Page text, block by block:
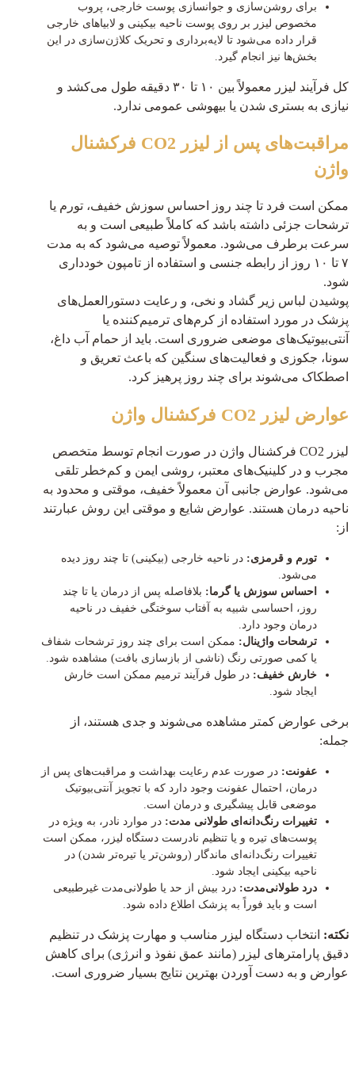
برای روشن‌سازی و جوانسازی پوست خارجی، پروب
مخصوص لیزر بر روی پوست ناحیه بیکینی و لابیاهای خارجی
قرار داده می‌شود تا لایه‌برداری و تحریک کلاژن‌سازی در این
بخش‌ها نیز انجام گیرد.
کل فرآیند لیزر معمولاً بین ۱۰ تا ۳۰ دقیقه طول می‌کشد و
نیازی به بستری شدن یا بیهوشی عمومی ندارد.
مراقبت‌های پس از لیزر CO2 فرکشنال
واژن
ممکن است فرد تا چند روز احساس سوزش خفیف، تورم یا
ترشحات جزئی داشته باشد که کاملاً طبیعی است و به
سرعت برطرف می‌شود. معمولاً توصیه می‌شود که به مدت
۷ تا ۱۰ روز از رابطه جنسی و استفاده از تامپون خودداری
شود.
پوشیدن لباس زیر گشاد و نخی، و رعایت دستورالعمل‌های
پزشک در مورد استفاده از کرم‌های ترمیم‌کننده یا
آنتی‌بیوتیک‌های موضعی ضروری است. باید از حمام آب داغ،
سونا، جکوزی و فعالیت‌های سنگین که باعث تعریق و
اصطکاک می‌شوند برای چند روز پرهیز کرد.
عوارض لیزر CO2 فرکشنال واژن
لیزر CO2 فرکشنال واژن در صورت انجام توسط متخصص
مجرب و در کلینیک‌های معتبر، روشی ایمن و کم‌خطر تلقی
می‌شود. عوارض جانبی آن معمولاً خفیف، موقتی و محدود به
ناحیه درمان هستند. عوارض شایع و موقتی این روش عبارتند
از:
تورم و قرمزی: در ناحیه خارجی (بیکینی) تا چند روز دیده
می‌شود.
احساس سوزش یا گرما: بلافاصله پس از درمان یا تا چند
روز، احساسی شبیه به آفتاب سوختگی خفیف در ناحیه
درمان وجود دارد.
ترشحات واژینال: ممکن است برای چند روز ترشحات شفاف
یا کمی صورتی رنگ (ناشی از بازسازی بافت) مشاهده شود.
خارش خفیف: در طول فرآیند ترمیم ممکن است خارش
ایجاد شود.
برخی عوارض کمتر مشاهده می‌شوند و جدی هستند، از
جمله:
عفونت: در صورت عدم رعایت بهداشت و مراقبت‌های پس از
درمان، احتمال عفونت وجود دارد که با تجویز آنتی‌بیوتیک
موضعی قابل پیشگیری و درمان است.
تغییرات رنگ‌دانه‌ای طولانی مدت: در موارد نادر، به ویژه در
پوست‌های تیره و یا تنظیم نادرست دستگاه لیزر، ممکن است
تغییرات رنگ‌دانه‌ای ماندگار (روشن‌تر یا تیره‌تر شدن) در
ناحیه بیکینی ایجاد شود.
درد طولانی‌مدت: درد بیش از حد یا طولانی‌مدت غیرطبیعی
است و باید فوراً به پزشک اطلاع داده شود.
نکته: انتخاب دستگاه لیزر مناسب و مهارت پزشک در تنظیم
دقیق پارامترهای لیزر (مانند عمق نفوذ و انرژی) برای کاهش
عوارض و به دست آوردن بهترین نتایج بسیار ضروری است.